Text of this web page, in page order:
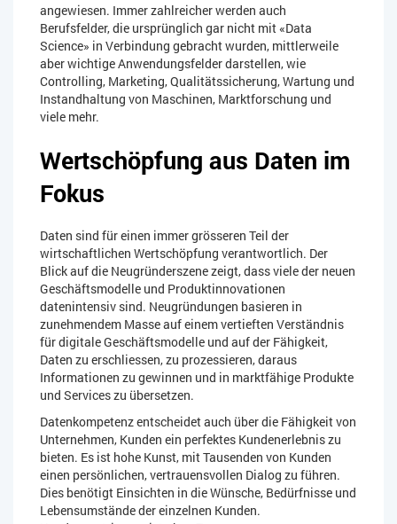
angewiesen. Immer zahlreicher werden auch
Berufsfelder, die ursprünglich gar nicht mit «Data
Science» in Verbindung gebracht wurden, mittlerweile
aber wichtige Anwendungsfelder darstellen, wie
Controlling, Marketing, Qualitätssicherung, Wartung und
Instandhaltung von Maschinen, Marktforschung und
viele mehr.
Wertschöpfung aus Daten im
Fokus
Daten sind für einen immer grösseren Teil der
wirtschaftlichen Wertschöpfung verantwortlich. Der
Blick auf die Neugründerszene zeigt, dass viele der neuen
Geschäftsmodelle und Produktinnovationen
datenintensiv sind. Neugründungen basieren in
zunehmendem Masse auf einem vertieften Verständnis
für digitale Geschäftsmodelle und auf der Fähigkeit,
Daten zu erschliessen, zu prozessieren, daraus
Informationen zu gewinnen und in marktfähige Produkte
und Services zu übersetzen.
Datenkompetenz entscheidet auch über die Fähigkeit von
Unternehmen, Kunden ein perfektes Kundenerlebnis zu
bieten. Es ist hohe Kunst, mit Tausenden von Kunden
einen persönlichen, vertrauensvollen Dialog zu führen.
Dies benötigt Einsichten in die Wünsche, Bedürfnisse und
Lebensumstände der einzelnen Kunden.